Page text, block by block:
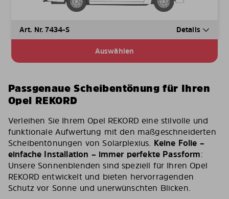
Art. Nr. 7434-S Details
Auswählen
Passgenaue Scheibentönung für Ihren
Opel REKORD
Verleihen Sie Ihrem Opel REKORD eine stilvolle und
funktionale Aufwertung mit den maßgeschneiderten
Scheibentönungen von Solarplexius. Keine Folie –
einfache Installation – immer perfekte Passform:
Unsere Sonnenblenden sind speziell für Ihren Opel
REKORD entwickelt und bieten hervorragenden
Schutz vor Sonne und unerwünschten Blicken.